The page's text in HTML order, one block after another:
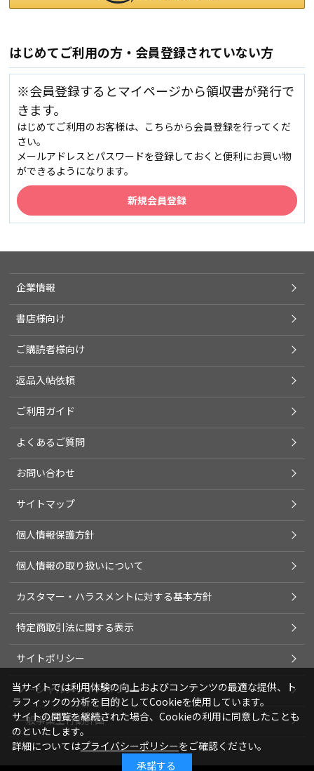
はじめてご利用の方・会員登録されていない方
※会員登録するとマイページから領収書が発行で
きます。
はじめてご利用のお客様は、こちらから会員登録を行ってくだ
さい。
メールアドレスとパスワードを登録しておくと便利にお買い物
ができるようになります。
企業情報
書店様向け
ご購読者様向け
返品入帖依頼
ご利用ガイド
よくあるご質問
お問い合わせ
サイトマップ
個人情報保護方針
個人情報の取り扱いについて
カスタマー・ハラスメントに対する基本方針
特定商取引法に関する表示
サイトポリシー
ソーシャルメディアポリシー
一般事業主行動計画
当サイトでは利用体験の向上およびコンテンツの最適な提供、ト
ラフィックの分析を目的としてCookieを使用しています。
サイトの閲覧を継続された場合、Cookieの利用に同意したことも
のといたします。
詳細についてはプライバシーポリシーをご確認ください。
承諾する